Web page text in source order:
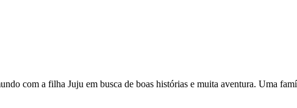
com a filha Juju em busca de boas histórias e muita aventura. Uma